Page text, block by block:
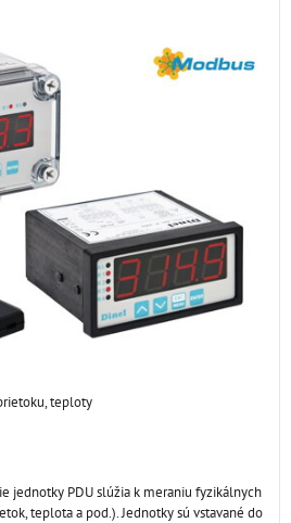
teploty
jednotky PDU slúžia k meraniu fyzikálnych
teplota a pod.). Jednotky sú vstavané do